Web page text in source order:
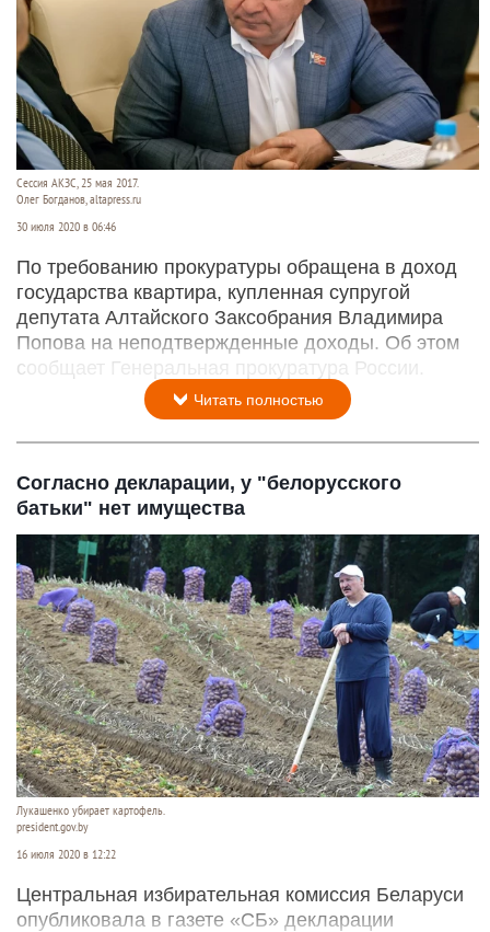
Сессия АКЗС, 25 мая 2017.
Олег Богданов, altapress.ru
30 июля 2020 в 06:46
По требованию прокуратуры обращена в доход
государства квартира, купленная супругой
депутата Алтайского Заксобрания Владимира
Попова на неподтвержденные доходы. Об этом
сообщает Генеральная прокуратура России.
Читать полностью
Согласно декларации, у "белорусского
батьки" нет имущества
Лукашенко убирает картофель.
president.gov.by
16 июля 2020 в 12:22
Центральная избирательная комиссия Беларуси
опубликовала в газете «СБ» декларации